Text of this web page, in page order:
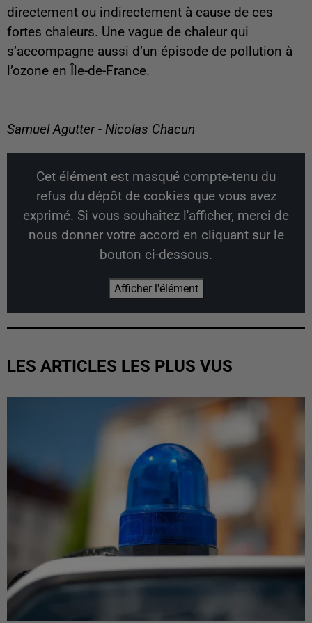
directement ou indirectement à cause de ces
fortes chaleurs. Une vague de chaleur qui
s’accompagne aussi d’un épisode de pollution à
l’ozone en Île-de-France.
Samuel Agutter - Nicolas Chacun
Cet élément est masqué compte-tenu du
refus du dépôt de cookies que vous avez
exprimé. Si vous souhaitez l'afficher, merci de
nous donner votre accord en cliquant sur le
bouton ci-dessous.
Afficher l'élément
LES ARTICLES LES PLUS VUS